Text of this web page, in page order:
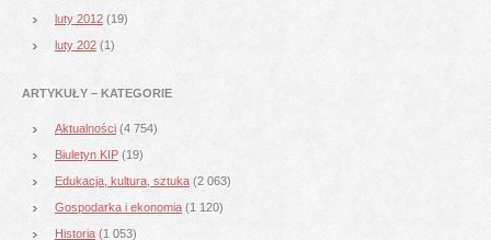
luty 2012 (19)
luty 202 (1)
ARTYKUŁY – KATEGORIE
Aktualności (4 754)
Biuletyn KIP (19)
Edukacja, kultura, sztuka (2 063)
Gospodarka i ekonomia (1 120)
Historia (1 053)